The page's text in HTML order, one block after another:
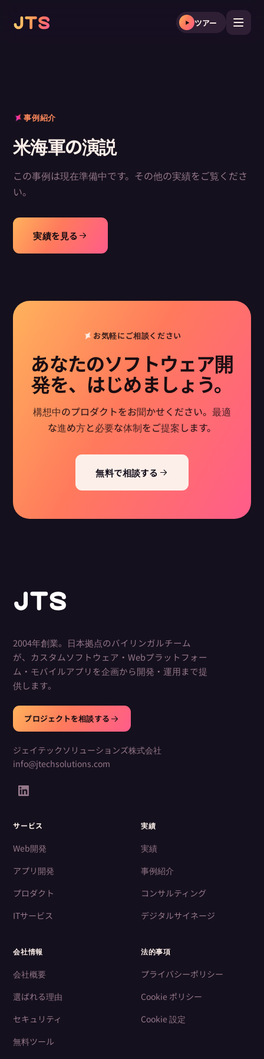
ツアー
事例紹介
米海軍の演説
この事例は現在準備中です。その他の実績をご覧くださ
い。
実績を見る
お気軽にご相談ください
あなたのソフトウェア開
発を、はじめましょう。
構想中のプロダクトをお聞かせください。最適
な進め方と必要な体制をご提案します。
無料で相談する
2004年創業。日本拠点のバイリンガルチーム
が、カスタムソフトウェア・Webプラットフォー
ム・モバイルアプリを企画から開発・運用まで提
供します。
プロジェクトを相談する
ジェイテックソリューションズ株式会社
info@jtechsolutions.com
サービス
Web開発
アプリ開発
プロダクト
ITサービス
実績
実績
事例紹介
コンサルティング
デジタルサイネージ
会社情報
会社概要
選ばれる理由
セキュリティ
無料ツール
法的事項
プライバシーポリシー
Cookie ポリシー
Cookie 設定